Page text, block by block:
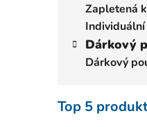
Zapletená
Dárkový
Dárkový
Top 5